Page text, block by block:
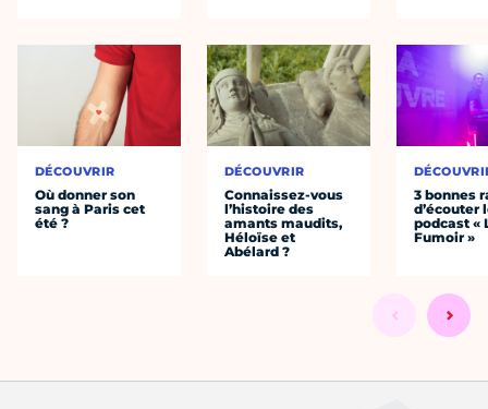
DÉCOUVRIR
Où donner son
sang à Paris cet
été ?
DÉCOUVRIR
Connaissez-vous
l’histoire des
amants maudits,
Héloïse et
Abélard ?
3 bonnes
d’écouter
podcast «
Fumoir »